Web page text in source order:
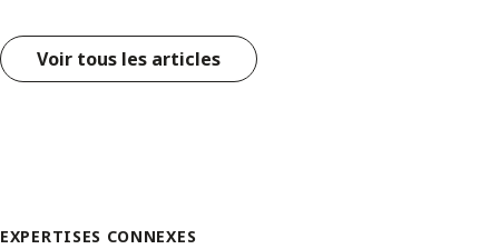
Voir tous les articles
EXPERTISES CONNEXES